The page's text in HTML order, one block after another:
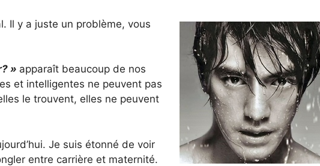
Il y a juste un problème, vous
» apparaît beaucoup de nos
et intelligentes ne peuvent pas
le trouvent, elles ne peuvent
Je suis étonné de voir
entre carrière et maternité.